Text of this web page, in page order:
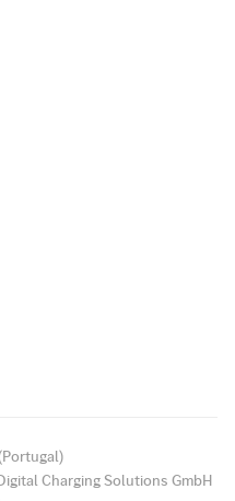
Charging Solutions GmbH